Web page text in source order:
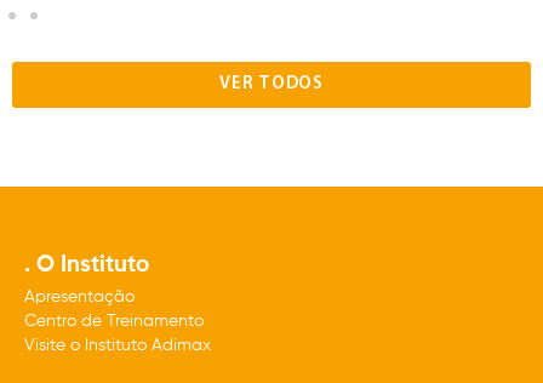
VER TODOS
. O Instituto
Apresentação
Centro de Treinamento
Visite o Instituto Adimax